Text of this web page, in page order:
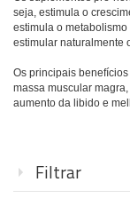
seja, estimula o
estimula o
estimular naturalmente
Os principais
massa muscular
aumento da libido e
Filtrar